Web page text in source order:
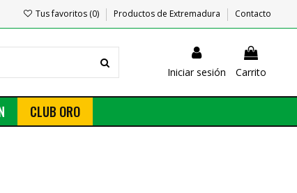
Tus favoritos (0) Productos de Extremadura Contacto
Iniciar sesión Carrito
CLUB ORO